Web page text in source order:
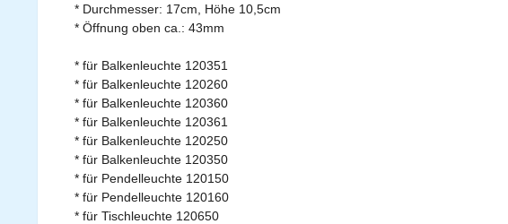
* Durchmesser: 17cm, Höhe 10,5cm
* Öffnung oben ca.: 43mm
* für Balkenleuchte 120351
* für Balkenleuchte 120260
* für Balkenleuchte 120360
* für Balkenleuchte 120361
* für Balkenleuchte 120250
* für Balkenleuchte 120350
* für Pendelleuchte 120150
* für Pendelleuchte 120160
* für Tischleuchte 120650